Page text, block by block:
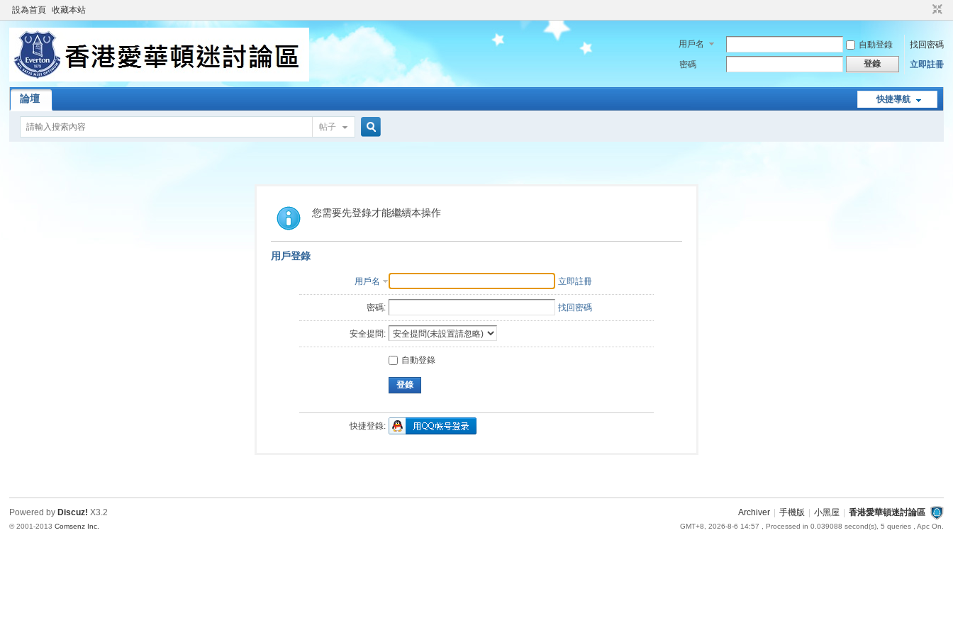
設為首頁 收藏本站
用戶名 自動登錄
找回密碼
密碼
登錄 立即註冊
快捷導航
論壇
帖子
索
您需要先登錄才能繼續本操作
用戶登錄
用戶名 立即註冊
密碼: 找回密碼
安全提問:
自動登錄
登錄
快捷登錄:
Archiver 手機版 小黑屋 香港愛華頓迷討論區
GMT+8, 2026-8-6 14:57 , Processed in 0.039088 second(s), 5 queries , Apc On.
Powered by Discuz! X3.2
© 2001-2013Comsenz Inc.